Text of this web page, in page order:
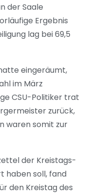
der Saale
Ergebnis
lag bei 69,5
eingeräumt,
im März
CSU-Politiker trat
zurück,
waren somit zur
der Kreistags-
haben soll, fand
den Kreistag des